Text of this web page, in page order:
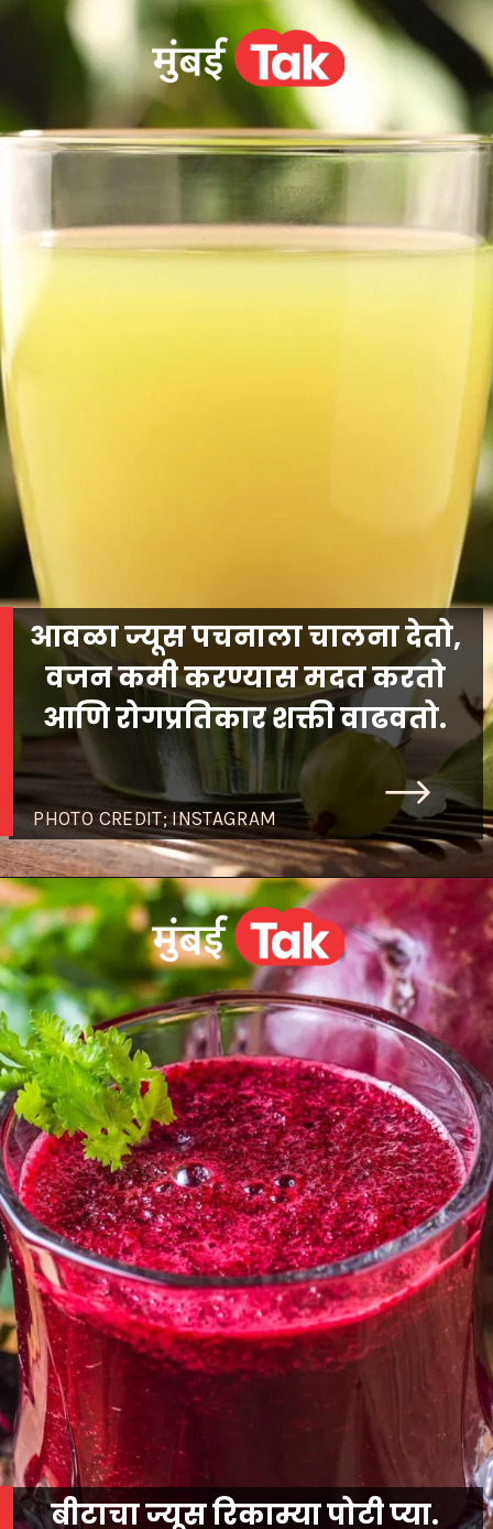
PHOTO CREDIT; INSTAGRAM
आवळा ज्यूस पचनाला चालना देतो,
वजन कमी करण्यास मदत करतो
आणि रोगप्रतिकार शक्ती वाढवतो.
बीटाचा ज्यूस रिकाम्या पोटी प्या.